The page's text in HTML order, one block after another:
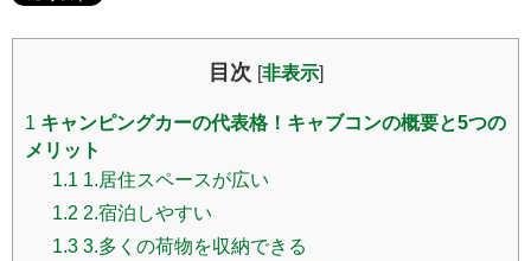
目次 [非表示]
1 キャンピングカーの代表格！キャブコンの概要と5つの
メリット
1.1 1.居住スペースが広い
1.2 2.宿泊しやすい
1.3 3.多くの荷物を収納できる